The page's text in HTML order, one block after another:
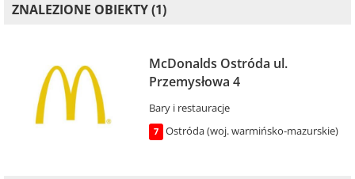
ZNALEZIONE OBIEKTY (1)
McDonalds Ostróda ul.
Przemysłowa 4
Bary i restauracje
7 Ostróda (woj. warmińsko-mazurskie)